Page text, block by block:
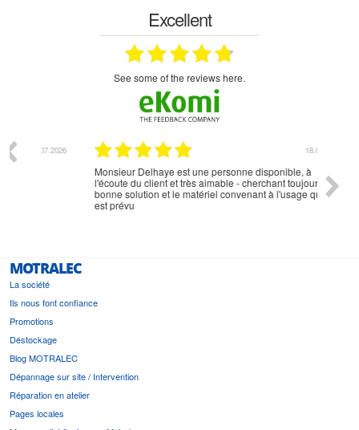
Excellent
see some of the reviews here.
Monsieur Delhaye est une personne disponible, à
l'écoute du client et très aimable - cherchant toujours la
bonne solution et le matériel convenant à l'usage qui en
MOTRALEC
La société
Ils nous font confiance
Promotions
Déstockage
Blog MOTRALEC
Dépannage sur site / Intervention
Réparation en atelier
Pages locales